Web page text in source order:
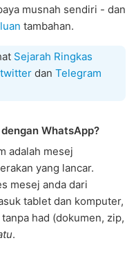
musnah sendiri - dan
tambahan.
Sejarah Ringkas
twitter dan Telegram
WhatsApp?
adalah mesej
yang lancar.
mesej anda dari
tablet dan komputer,
had (dokumen, zip,
.